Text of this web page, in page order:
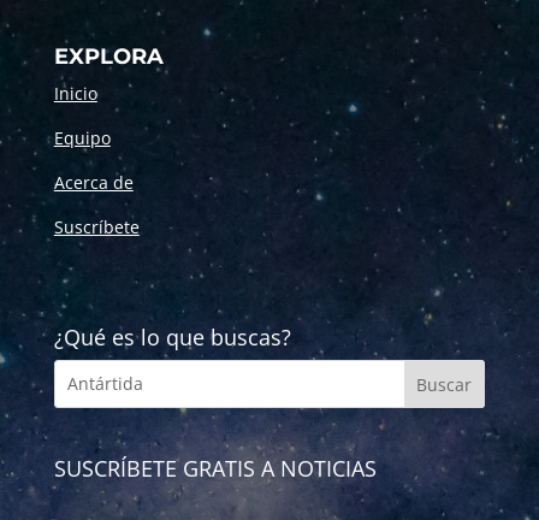
EXPLORA
Inicio
Equipo
Acerca de
Suscríbete
¿Qué es lo que buscas?
SUSCRÍBETE GRATIS A NOTICIAS